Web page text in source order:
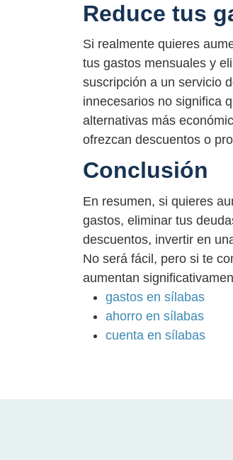
Reduce tus
Si realmente quieres
tus gastos mensuales y
suscripción a un servicio
innecesarios no significa
alternativas más
ofrezcan descuentos o
Conclusión
En resumen, si quieres
gastos, eliminar tus
descuentos, invertir en
No será fácil, pero si te
aumentan
gastos en sílabas
ahorro en sílabas
cuenta en sílabas